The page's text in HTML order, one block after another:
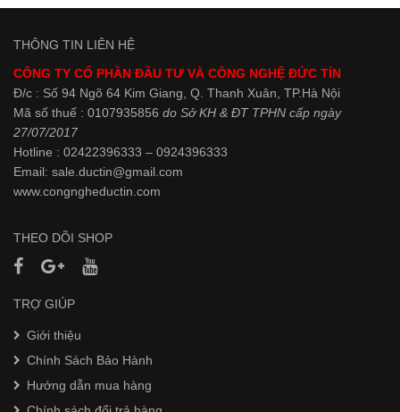
THÔNG TIN LIÊN HỆ
CÔNG TY CỔ PHẦN ĐẦU TƯ VÀ CÔNG NGHỆ ĐỨC TÍN
Đ/c : Số 94 Ngõ 64 Kim Giang, Q. Thanh Xuân, TP.Hà Nội
Mã số thuế : 0107935856 do Sở KH & ĐT TPHN cấp ngày
27/07/2017
Hotline : 02422396333 – 0924396333
Email: sale.ductin@gmail.com
www.congngheductin.com
THEO DÕI SHOP
TRỢ GIÚP
Giới thiệu
Chính Sách Bảo Hành
Hướng dẫn mua hàng